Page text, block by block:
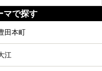
マで探す
田本町
江